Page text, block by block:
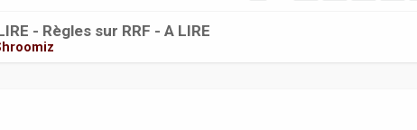
- Règles sur RRF - A LIRE